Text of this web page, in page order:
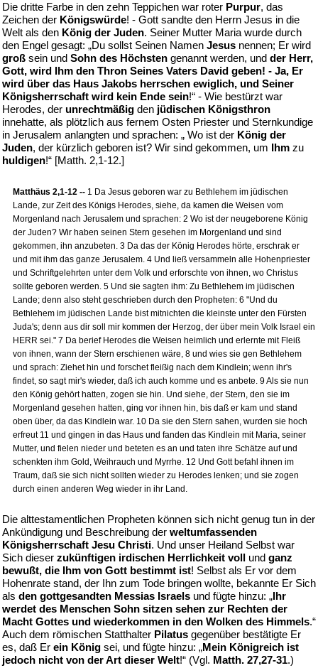
Die dritte Farbe in den zehn Teppichen war roter Purpur, das
Zeichen der Königswürde! - Gott sandte den Herrn Jesus in die
Welt als den König der Juden. Seiner Mutter Maria wurde durch
den Engel gesagt: „Du sollst Seinen Namen Jesus nennen; Er wird
groß sein und Sohn des Höchsten genannt werden, und der Herr,
Gott, wird Ihm den Thron Seines Vaters David geben! - Ja, Er
wird über das Haus Jakobs herrschen ewiglich, und Seiner
Königsherrschaft wird kein Ende sein!“ - Wie bestürzt war
Herodes, der unrechtmäßig den jüdischen Königsthron
innehatte, als plötzlich aus fernem Osten Priester und Sternkundige
in Jerusalem anlangten und sprachen: „ Wo ist der König der
Juden, der kürzlich geboren ist? Wir sind gekommen, um Ihm zu
huldigen!“ [Matth. 2,1-12.]
Matthäus 2,1-12 -- 1 Da Jesus geboren war zu Bethlehem im jüdischen
Lande, zur Zeit des Königs Herodes, siehe, da kamen die Weisen vom
Morgenland nach Jerusalem und sprachen: 2 Wo ist der neugeborene König
der Juden? Wir haben seinen Stern gesehen im Morgenland und sind
gekommen, ihn anzubeten. 3 Da das der König Herodes hörte, erschrak er
und mit ihm das ganze Jerusalem. 4 Und ließ versammeln alle Hohenpriester
und Schriftgelehrten unter dem Volk und erforschte von ihnen, wo Christus
sollte geboren werden. 5 Und sie sagten ihm: Zu Bethlehem im jüdischen
Lande; denn also steht geschrieben durch den Propheten: 6 "Und du
Bethlehem im jüdischen Lande bist mitnichten die kleinste unter den Fürsten
Juda's; denn aus dir soll mir kommen der Herzog, der über mein Volk Israel ein
HERR sei." 7 Da berief Herodes die Weisen heimlich und erlernte mit Fleiß
von ihnen, wann der Stern erschienen wäre, 8 und wies sie gen Bethlehem
und sprach: Ziehet hin und forschet fleißig nach dem Kindlein; wenn ihr's
findet, so sagt mir's wieder, daß ich auch komme und es anbete. 9 Als sie nun
den König gehört hatten, zogen sie hin. Und siehe, der Stern, den sie im
Morgenland gesehen hatten, ging vor ihnen hin, bis daß er kam und stand
oben über, da das Kindlein war. 10 Da sie den Stern sahen, wurden sie hoch
erfreut 11 und gingen in das Haus und fanden das Kindlein mit Maria, seiner
Mutter, und fielen nieder und beteten es an und taten ihre Schätze auf und
schenkten ihm Gold, Weihrauch und Myrrhe. 12 Und Gott befahl ihnen im
Traum, daß sie sich nicht sollten wieder zu Herodes lenken; und sie zogen
durch einen anderen Weg wieder in ihr Land.
Die alttestamentlichen Propheten können sich nicht genug tun in der
Ankündigung und Beschreibung der weltumfassenden
Königsherrschaft Jesu Christi. Und unser Heiland Selbst war
Sich dieser zukünftigen irdischen Herrlichkeit voll und ganz
bewußt, die Ihm von Gott bestimmt ist! Selbst als Er vor dem
Hohenrate stand, der Ihn zum Tode bringen wollte, bekannte Er Sich
als den gottgesandten Messias Israels und fügte hinzu: „Ihr
werdet des Menschen Sohn sitzen sehen zur Rechten der
Macht Gottes und wiederkommen in den Wolken des Himmels.“
Auch dem römischen Statthalter Pilatus gegenüber bestätigte Er
es, daß Er ein König sei, und fügte hinzu: „Mein Königreich ist
jedoch nicht von der Art dieser Welt!“ (Vgl. Matth. 27,27-31.)